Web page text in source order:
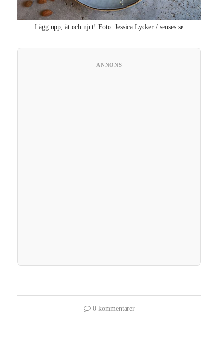
Lägg upp, ät och njut! Foto: Jessica Lycker / senses.se
ANNONS
0 kommentarer